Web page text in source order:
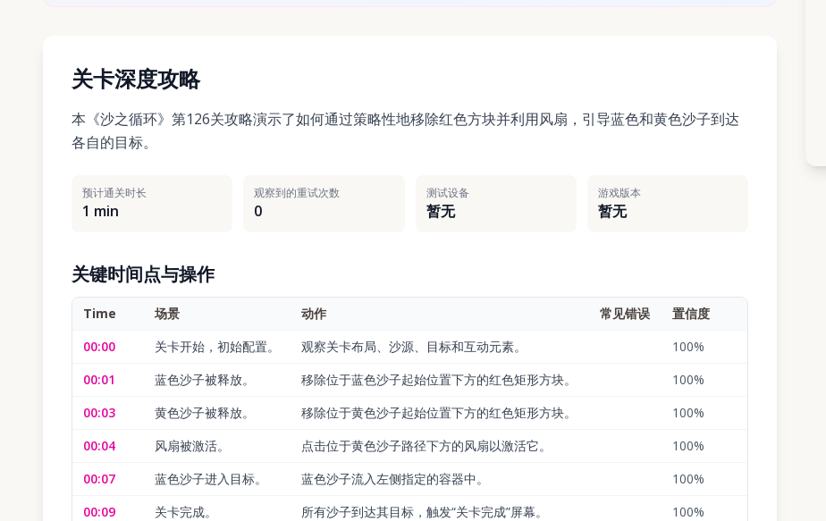
关卡深度攻略
本《沙之循环》第126关攻略演示了如何通过策略性地移除红色方块并利用风扇，引导蓝色和黄色沙子到达
各自的目标。
预计通关时长
1 min
观察到的重试次数
0
测试设备
暂无
游戏版本
暂无
关键时间点与操作
Time 场景 动作 常见错误
置信度
00:00
关卡开始，初始配置。 观察关卡布局、沙源、目标和互动元素。 100%
00:01
蓝色沙子被释放。 移除位于蓝色沙子起始位置下方的红色矩形方块。 100%
00:03
黄色沙子被释放。 移除位于黄色沙子起始位置下方的红色矩形方块。 100%
00:04
风扇被激活。 点击位于黄色沙子路径下方的风扇以激活它。 100%
00:07
蓝色沙子进入目标。 蓝色沙子流入左侧指定的容器中。 100%
00:09
关卡完成。 所有沙子到达其目标，触发“关卡完成”屏幕。 100%